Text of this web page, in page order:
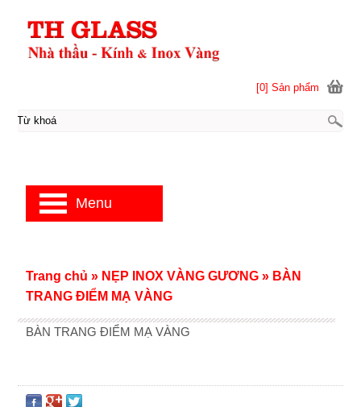
BÀN TRANG ĐIỂM MẠ VÀNG
Trang chủ » NẸP INOX VÀNG GƯƠNG » BÀN
TRANG ĐIỂM MẠ VÀNG
[0] Sản phẩm
Menu